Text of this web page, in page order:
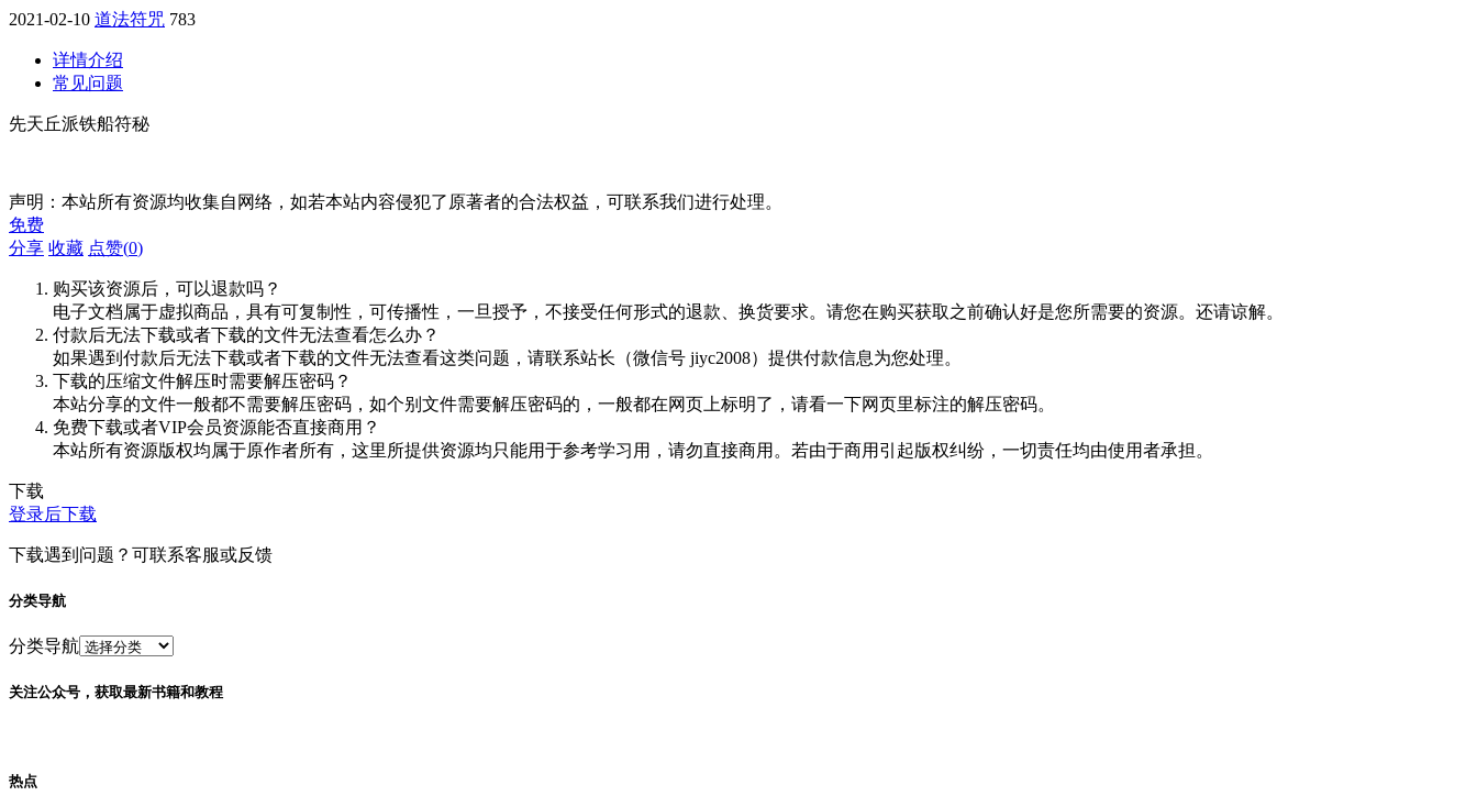
2021-02-10 道法符咒 783
详情介绍
常见问题
先天丘派铁船符秘
声明：本站所有资源均收集自网络，如若本站内容侵犯了原著者的合法权益，可联系我们进行处理。
免费
分享 收藏 点赞(0)
购买该资源后，可以退款吗？
电子文档属于虚拟商品，具有可复制性，可传播性，一旦授予，不接受任何形式的退款、换货要求。请您在购买获取之前确认好是您所需要的资源。还请谅解。
付款后无法下载或者下载的文件无法查看怎么办？
如果遇到付款后无法下载或者下载的文件无法查看这类问题，请联系站长（微信号 jiyc2008）提供付款信息为您处理。
下载的压缩文件解压时需要解压密码？
本站分享的文件一般都不需要解压密码，如个别文件需要解压密码的，一般都在网页上标明了，请看一下网页里标注的解压密码。
免费下载或者VIP会员资源能否直接商用？
本站所有资源版权均属于原作者所有，这里所提供资源均只能用于参考学习用，请勿直接商用。若由于商用引起版权纠纷，一切责任均由使用者承担。
下载
登录后下载
下载遇到问题？可联系客服或反馈
分类导航
分类导航
关注公众号，获取最新书籍和教程
热点